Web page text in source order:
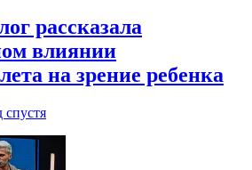
рассказала
влиянии
на зрение ребенка
спустя